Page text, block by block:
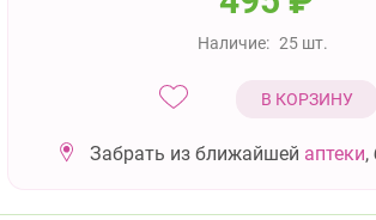
Наличие: 25 шт.
В КОРЗИНУ
Забрать из ближайшей аптеки,